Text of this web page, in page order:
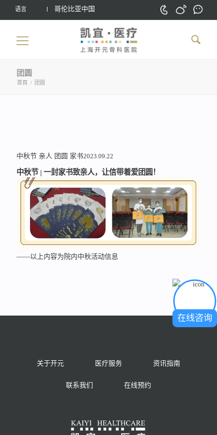
语言 哥伦比亚中国
团圆
首頁 / 团圆
中秋节 亲人 团圆 家书2023.09.22
中秋节 | 一封家书致亲人，让信带着爱团圆！
——以上内容为院内中秋活动信息
关于开元 医疗服务 资讯指南
联系我们 在线预约
在线咨询